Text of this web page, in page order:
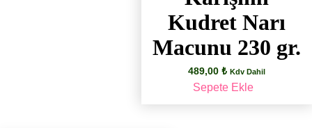
Kudret Narı
Macunu 230 gr.
489,00 ₺ Kdv Dahil
Sepete Ekle